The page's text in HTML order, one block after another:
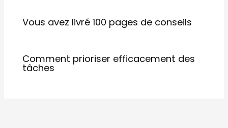
Vous avez livré 100 pages de conseils
Comment prioriser efficacement des
tâches